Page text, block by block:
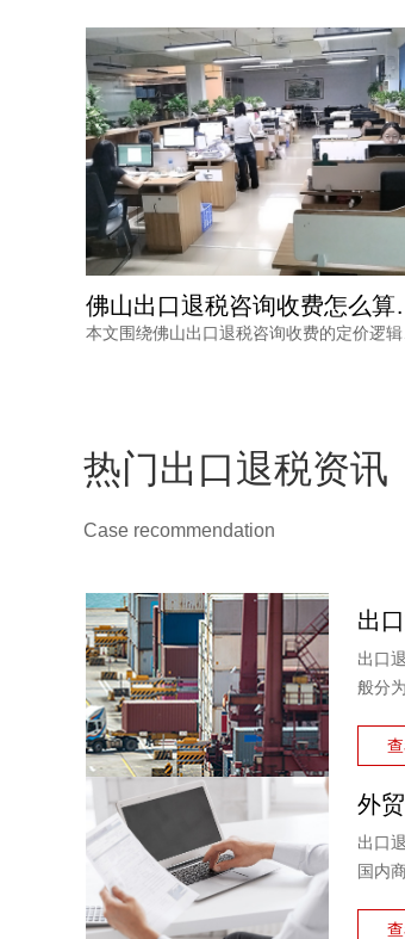
佛山出口退
热门出口退税资讯
Case recommendation
出口
般分
税。
出口
国内
例说